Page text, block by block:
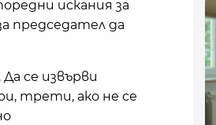
искания за
председател да
се извърви
трети, ако не се